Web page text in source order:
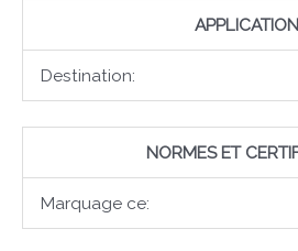
APPLICATION
Destination:
NORMES ET
Marquage ce: